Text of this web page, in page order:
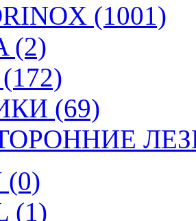
(1001)
(2)
(69)
(0)
(1)